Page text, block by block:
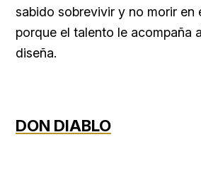
sabido sobrevivir y no morir en
porque el talento le acompaña
diseña.
DON DIABLO